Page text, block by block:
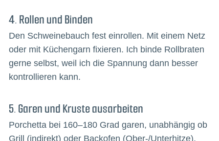
4. Rollen und Binden
Den Schweinebauch fest einrollen. Mit einem Netz
oder mit Küchengarn fixieren. Ich binde Rollbraten
gerne selbst, weil ich die Spannung dann besser
kontrollieren kann.
5. Garen und Kruste ausarbeiten
Porchetta bei 160–180 Grad garen, unabhängig ob
Grill (indirekt) oder Backofen (Ober-/Unterhitze).